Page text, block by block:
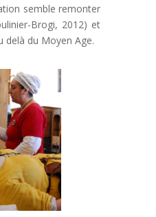
semble remonter
Brogi, 2012) et
delà du Moyen Age.